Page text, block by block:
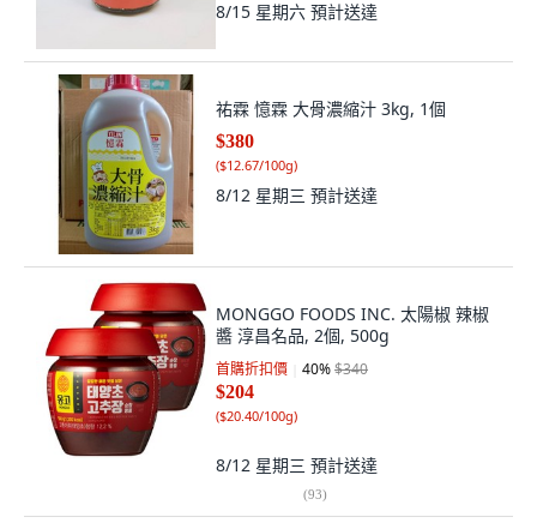
8/15 星期六 預計送達
祐霖 憶霖 大骨濃縮汁 3kg, 1個
$380
($12.67/100g)
8/12 星期三 預計送達
MONGGO FOODS INC. 太陽椒 辣椒
醬 淳昌名品, 2個, 500g
首購折扣價 40%$340
$204
($20.40/100g)
8/12 星期三 預計送達
(93)